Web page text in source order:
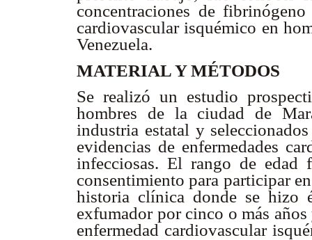
concentraciones de
cardiovascular isquémico en
Venezuela.
MATERIAL Y MÉTODOS
Se realizó un estudio
hombres de la ciudad de
industria estatal y
evidencias de enfermedades
infecciosas. El rango de
consentimiento para participar
historia clínica donde se hizo
exfumador por cinco o más
enfermedad cardiovascular